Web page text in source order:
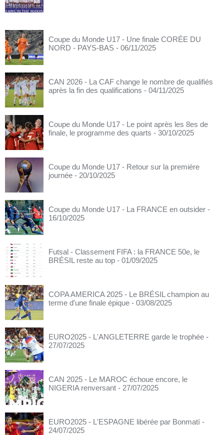
Coupe du Monde U17 - Une finale CORÉE DU
NORD - PAYS-BAS - 06/11/2025
CAN 2026 - La CAF change le nombre de qualifiés
après la fin des qualifications - 04/11/2025
Coupe du Monde U17 - Le point après les 8es de
finale, le programme des quarts - 30/10/2025
Coupe du Monde U17 - Retour sur la première
journée - 20/10/2025
Coupe du Monde U17 - La FRANCE en outsider -
16/10/2025
Futsal - Classement FIFA : la FRANCE 50e, le
BRÉSIL reste au top - 01/09/2025
COPA AMERICA 2025 - Le BRÉSIL champion au
terme d'une finale épique - 03/08/2025
EURO2025 - L'ANGLETERRE garde le trophée -
27/07/2025
CAN 2025 - Le MAROC échoue encore, le
NIGERIA renversant - 27/07/2025
EURO2025 - L'ESPAGNE libérée par Bonmatí -
24/07/2025